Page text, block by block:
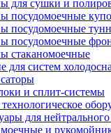
для сушки и
посудомоечные
посудомоечные
посудомоечные
стаканомоечные
для систем
и сплит-системы
для
и